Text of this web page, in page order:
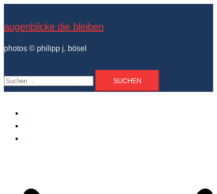
springen
augenblicke die bleiben
photos © philipp j. bösel
Suchen
nach: